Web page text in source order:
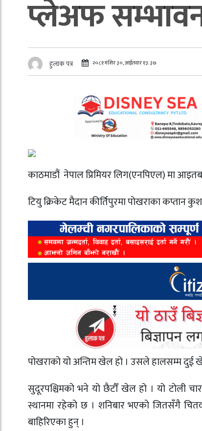
प्लेअफ
हुलाक पत्र २०८१ मंसिर ३०, आईतवार १३:३७
काठमाडौं नेपाल प्रिमियर लिग(एनपिएल) मा
टियु क्रिकेट मैदान कीर्तिपुरमा पोखराका
पोखराको यो अन्तिम खेल हो । उसले हालसम्म दुई
सुदूरपश्चिमको भने यो छैटौँ खेल हो । यो टोली
स्थानमा रहेको छ । शनिबार भएको जितसँगै
बाहिरिएका हुन् ।